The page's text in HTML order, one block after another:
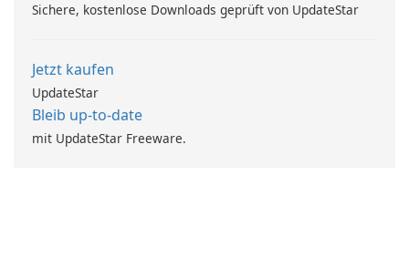
Sichere, kostenlose Downloads geprüft von UpdateStar
Jetzt kaufen
UpdateStar
Bleib up-to-date
mit UpdateStar Freeware.